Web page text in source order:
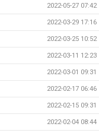
2022-05-27 07:42
2022-03-29 17:16
2022-03-25 10:52
2022-03-11 12:23
2022-03-01 09:31
2022-02-17 06:46
2022-02-15 09:31
2022-02-04 08:44